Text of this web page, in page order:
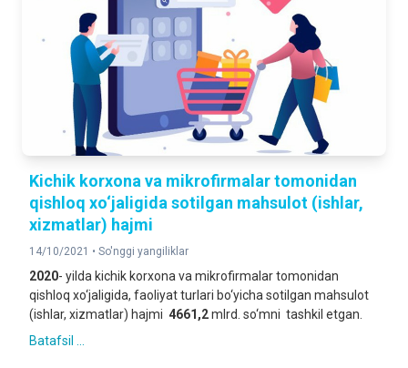
Kichik korxona va mikrofirmalar tomonidan
qishloq xo‘jaligida sotilgan mahsulot (ishlar,
xizmatlar) hajmi
14/10/2021 • So'nggi yangiliklar
2020- yilda kichik korxona va mikrofirmalar tomonidan
qishloq xo‘jaligida, faoliyat turlari bo‘yicha sotilgan mahsulot
(ishlar, xizmatlar) hajmi 4661,2mlrd. so‘mni tashkil etgan.
Batafsil ...